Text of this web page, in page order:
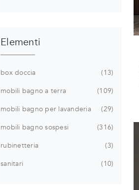
Elementi
box doccia
13
mobili bagno a terra
109
mobili bagno per lavanderia
29
mobili bagno sospesi
316
rubinetteria
3
sanitari
10